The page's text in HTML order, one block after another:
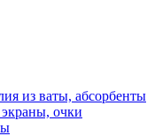
из ваты, абсорбенты
очки